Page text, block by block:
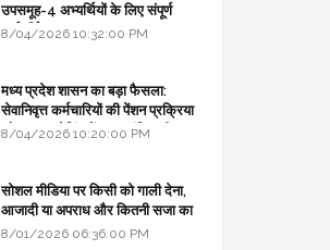
उपसमूह-4 अभ्यर्थियों के लिए संपूर्ण
मार्गदर्शिका
8/04/2026 10:32:00 PM
मध्य प्रदेश शासन का बड़ा फैसला:
सेवानिवृत्त कर्मचारियों की पेंशन प्रक्रिया
और बजट कोडिंग में हुए क्रांतिकारी
8/04/2026 10:20:00 PM
सोशल मीडिया पर किसी को गाली देना,
आजादी या अपराध और कितनी सजा का
प्रावधान - free legal advice
8/01/2026 06:36:00 PM